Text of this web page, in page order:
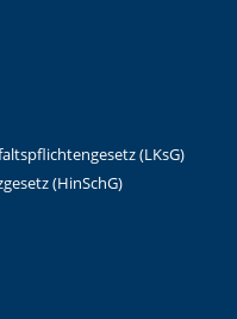
(LKsG)
(HinSchG)